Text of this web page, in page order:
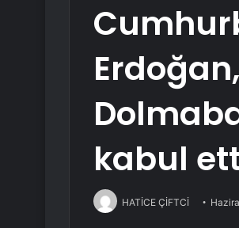
kabul
HATİCE ÇİFTCİ